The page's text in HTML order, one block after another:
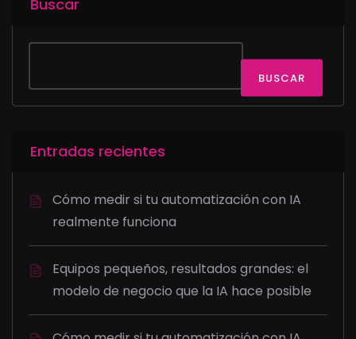
Buscar
BUSCAR
Entradas recientes
Cómo medir si tu automatización con IA
realmente funciona
Equipos pequeños, resultados grandes: el
modelo de negocio que la IA hace posible